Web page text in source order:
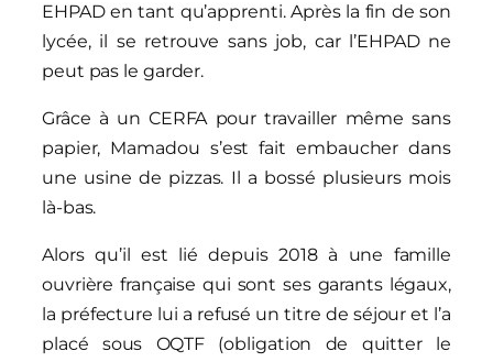
EHPAD en tant qu’apprenti. Après la fin de son
lycée, il se retrouve sans job, car l’EHPAD ne
peut pas le garder.
Grâce à un CERFA pour travailler même sans
papier, Mamadou s’est fait embaucher dans
une usine de pizzas. Il a bossé plusieurs mois
là-bas.
Alors qu’il est lié depuis 2018 à une famille
ouvrière française qui sont ses garants légaux,
la préfecture lui a refusé un titre de séjour et l’a
placé sous OQTF (obligation de quitter le